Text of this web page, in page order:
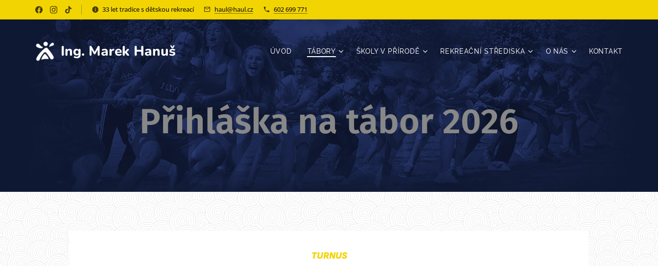
33 let tradice s dětskou rekreací haul@haul.cz 602 699 771
Ing. Marek Hanuš ÚVOD TÁBORY ŠKOLY V PŘÍRODĚ REKREAČNÍ STŘEDISKA O NÁS KONTAKT
Přihláška na tábor 2026